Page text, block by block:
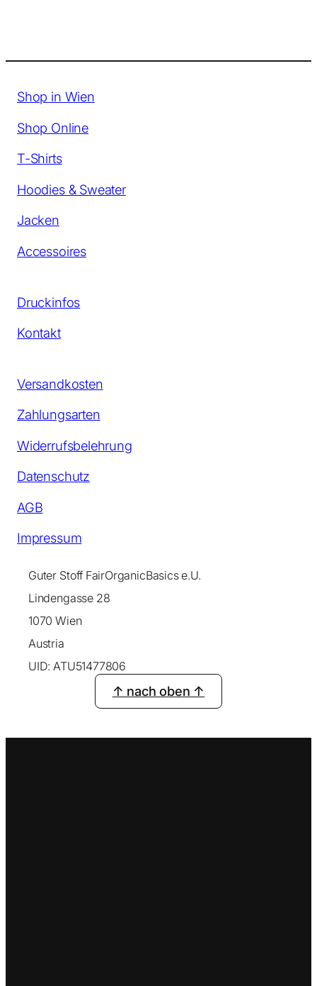
Shop in Wien
Shop Online
T-Shirts
Hoodies & Sweater
Jacken
Accessoires
Druckinfos
Kontakt
Versandkosten
Zahlungsarten
Widerrufsbelehrung
Datenschutz
AGB
Impressum
Guter Stoff FairOrganicBasics e.U.
Lindengasse 28
1070 Wien
Austria
UID: ATU51477806
↑ nach oben ↑